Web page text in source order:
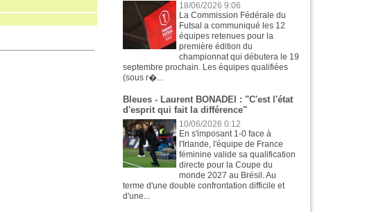
18/06/2026 9:06
La Commission Fédérale du
Futsal a communiqué les 12
équipes retenues pour la
première édition du
championnat qui débutera le 19
septembre prochain. Les équipes qualifiées
(sous r�...
Bleues - Laurent BONADEI : "C'est l'état
d'esprit qui fait la différence"
10/06/2026 0:12
En s'imposant 1-0 face à
l'Irlande, l'équipe de France
féminine valide sa qualification
directe pour la Coupe du
monde 2027 au Brésil. Au
terme d'une double confrontation difficile et
d'une...